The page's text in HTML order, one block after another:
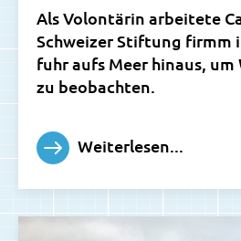
Als Volontärin arbeitete
Schweizer Stiftung firmm
fuhr aufs Meer hinaus,
zu beobachten.
Weiterlesen...